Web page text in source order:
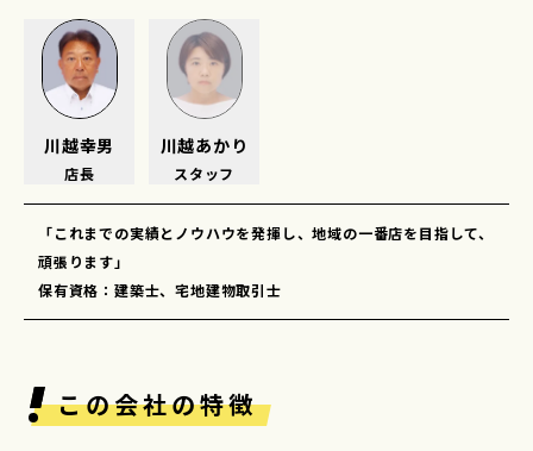
川越幸男
店長
川越あかり
スタッフ
「これまでの実績とノウハウを発揮し、地域の一番店を目指して、
頑張ります」
保有資格：建築士、宅地建物取引士
この会社の特徴